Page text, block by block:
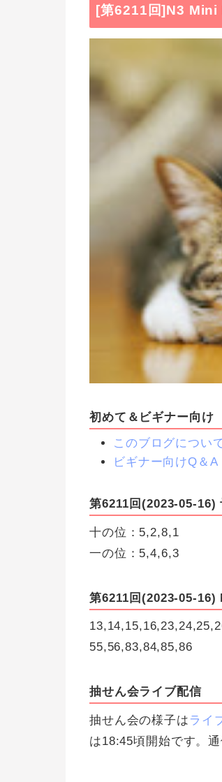
[第6211回]N3 Mini
初めて＆ビギナー向け
このブログについ
ビギナー向けQ＆A
第6211回(2023-05-16)
十の位：5,2,8,1
一の位：5,4,6,3
第6211回(2023-05-16)
55,56,83,84,85,86
抽せん会ライブ配信
抽せん会の様子は ライ
は18:45頃開始です。